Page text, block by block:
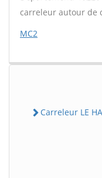
carreleur autour de
MC2
Carreleur LE